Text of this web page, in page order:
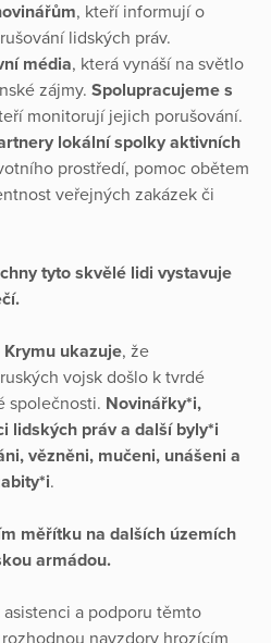
, kteří informují o
lidských práv.
média, která vynáší na světlo
zájmy. Spolupracujeme s
monitorují jejich porušování.
lokální spolky aktivních
prostředí, pomoc obětem
veřejných zakázek či
tyto skvělé lidi vystavuje
ukazuje, že
vojsk došlo k tvrdé
společnosti. Novinářky*i,
lidských práv a další byly*i
vězněni, mučeni, unášeni a
.
měřítku na dalších územích
armádou.
a podporu těmto